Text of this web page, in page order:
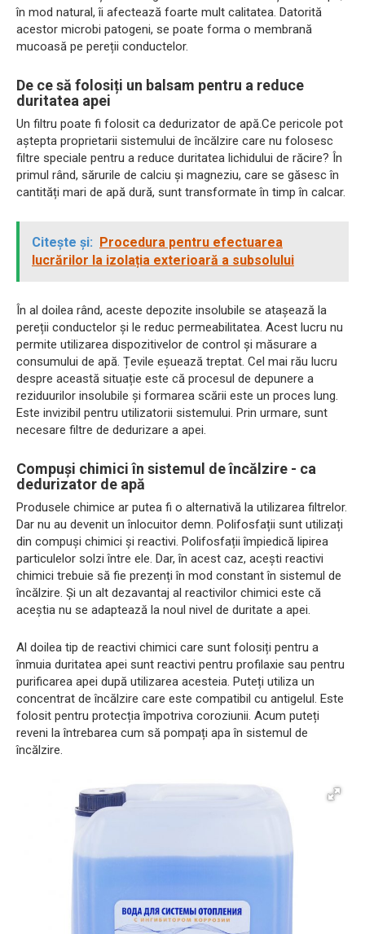
în mod natural, îi afectează foarte mult calitatea. Datorită
acestor microbi patogeni, se poate forma o membrană
mucoasă pe pereții conductelor.
De ce să folosiți un balsam pentru a reduce
duritatea apei
Un filtru poate fi folosit ca dedurizator de apă.Ce pericole pot
aștepta proprietarii sistemului de încălzire care nu folosesc
filtre speciale pentru a reduce duritatea lichidului de răcire? În
primul rând, sărurile de calciu și magneziu, care se găsesc în
cantități mari de apă dură, sunt transformate în timp în calcar.
Citește și: Procedura pentru efectuarea
lucrărilor la izolația exterioară a subsolului
În al doilea rând, aceste depozite insolubile se atașează la
pereții conductelor și le reduc permeabilitatea. Acest lucru nu
permite utilizarea dispozitivelor de control și măsurare a
consumului de apă. Țevile eșuează treptat. Cel mai rău lucru
despre această situație este că procesul de depunere a
reziduurilor insolubile și formarea scării este un proces lung.
Este invizibil pentru utilizatorii sistemului. Prin urmare, sunt
necesare filtre de dedurizare a apei.
Compuși chimici în sistemul de încălzire - ca
dedurizator de apă
Produsele chimice ar putea fi o alternativă la utilizarea filtrelor.
Dar nu au devenit un înlocuitor demn. Polifosfații sunt utilizați
din compuși chimici și reactivi. Polifosfații împiedică lipirea
particulelor solzi între ele. Dar, în acest caz, acești reactivi
chimici trebuie să fie prezenți în mod constant în sistemul de
încălzire. Și un alt dezavantaj al reactivilor chimici este că
aceștia nu se adaptează la noul nivel de duritate a apei.
Al doilea tip de reactivi chimici care sunt folosiți pentru a
înmuia duritatea apei sunt reactivi pentru profilaxie sau pentru
purificarea apei după utilizarea acesteia. Puteți utiliza un
concentrat de încălzire care este compatibil cu antigelul. Este
folosit pentru protecția împotriva coroziunii. Acum puteți
reveni la întrebarea cum să pompați apa în sistemul de
încălzire.